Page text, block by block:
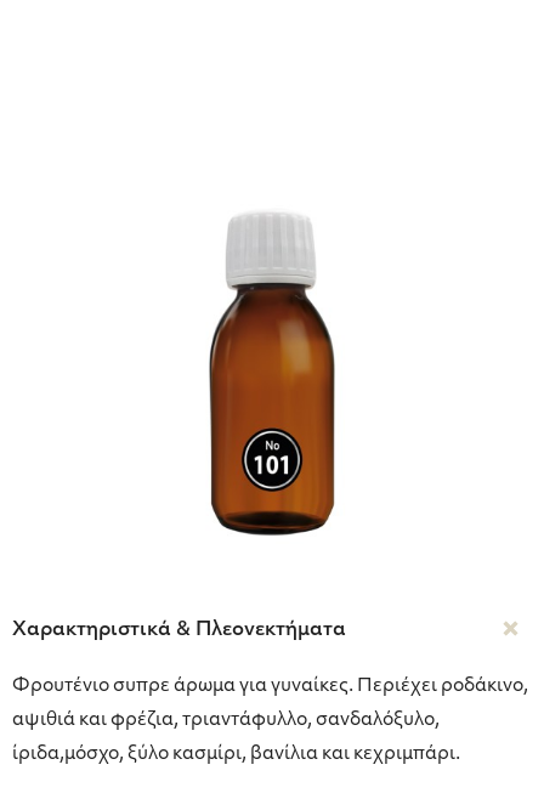
Χαρακτηριστικά & Πλεονεκτήματα
Φρουτένιο συπρε άρωμα για γυναίκες. Περιέχει ροδάκινο,
αψιθιά και φρέζια, τριαντάφυλλο, σανδαλόξυλο,
ίριδα,μόσχο, ξύλο κασμίρι, βανίλια και κεχριμπάρι.